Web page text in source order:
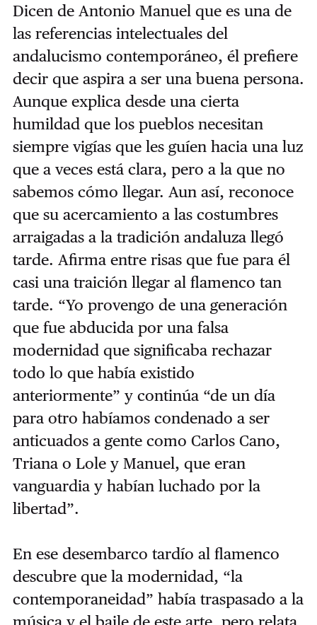
Dicen de Antonio Manuel que es una de
las referencias intelectuales del
andalucismo contemporáneo, él prefiere
decir que aspira a ser una buena persona.
Aunque explica desde una cierta
humildad que los pueblos necesitan
siempre vigías que les guíen hacia una luz
que a veces está clara, pero a la que no
sabemos cómo llegar. Aun así, reconoce
que su acercamiento a las costumbres
arraigadas a la tradición andaluza llegó
tarde. Afirma entre risas que fue para él
casi una traición llegar al flamenco tan
tarde. “Yo provengo de una generación
que fue abducida por una falsa
modernidad que significaba rechazar
todo lo que había existido
anteriormente” y continúa “de un día
para otro habíamos condenado a ser
anticuados a gente como Carlos Cano,
Triana o Lole y Manuel, que eran
vanguardia y habían luchado por la
libertad”.
En ese desembarco tardío al flamenco
descubre que la modernidad, “la
contemporaneidad” había traspasado a la